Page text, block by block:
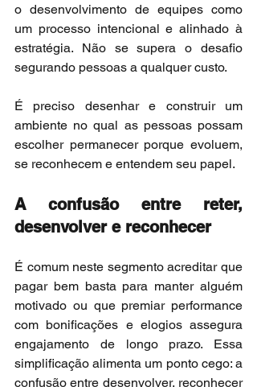
o desenvolvimento de equipes como
um processo intencional e alinhado à
estratégia. Não se supera o desafio
segurando pessoas a qualquer custo.
É preciso desenhar e construir um
ambiente no qual as pessoas possam
escolher permanecer porque evoluem,
se reconhecem e entendem seu papel.
A confusão entre reter,
desenvolver e reconhecer
É comum neste segmento acreditar que
pagar bem basta para manter alguém
motivado ou que premiar performance
com bonificações e elogios assegura
engajamento de longo prazo. Essa
simplificação alimenta um ponto cego: a
confusão entre desenvolver, reconhecer